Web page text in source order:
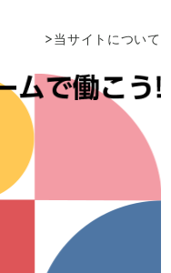
当サイトについて